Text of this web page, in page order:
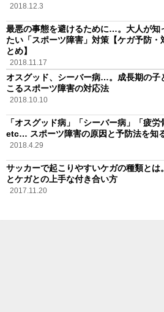
2018.12.3
最悪の事態を避けるために…。大人が知
たい「スポーツ障害」対策【ケガ予防・
とめ】
2018.11.17
オスグッド、シーバー病…。成長期の子
こるスポーツ障害の対応法
2018.10.10
「オスグッド病」「シーバー病」「疲労
etc… スポーツ障害の原因と予防法を知
2018.4.29
サッカーで起こりやすいケガの種類とは
とケガとの上手な付き合い方
2017.11.20